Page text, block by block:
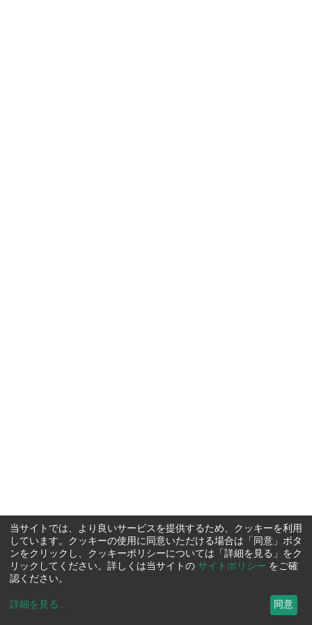
当サイトでは、より良いサービスを提供するため、クッキーを利用
しています。クッキーの使用に同意いただける場合は「同意」ボタ
ンをクリックし、クッキーポリシーについては「詳細を見る」をク
リックしてください。詳しくは当サイトの サイトポリシー をご確
認ください。
詳細を見る ... 同意